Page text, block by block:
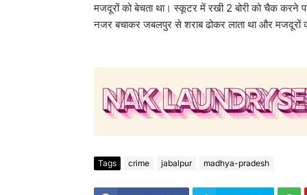
मजदूरों को बेचता था। स्कूटर में रखी 2 बोरी को चैक करने
नजर बचाकर जबलपुर से शराब ढोकर लाता था और मजदूरों
Tags crime jabalpur madhya-pradesh